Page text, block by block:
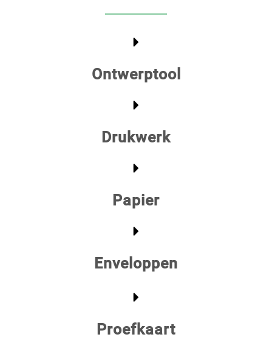
Ontwerptool
Drukwerk
Papier
Enveloppen
Proefkaart